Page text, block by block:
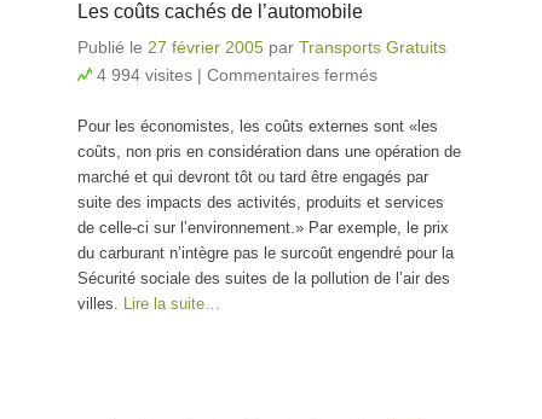
Les coûts cachés de l’automobile
Publié le 27 février 2005 par Transports Gratuits
4 994 visites | Commentaires fermés
l’automobile
Pour les économistes, les coûts externes sont «les
coûts, non pris en considération dans une opération de
marché et qui devront tôt ou tard être engagés par
suite des impacts des activités, produits et services
de celle-ci sur l’environnement.» Par exemple, le prix
du carburant n’intègre pas le surcoût engendré pour la
Sécurité sociale des suites de la pollution de l’air des
villes. Lire la suite…